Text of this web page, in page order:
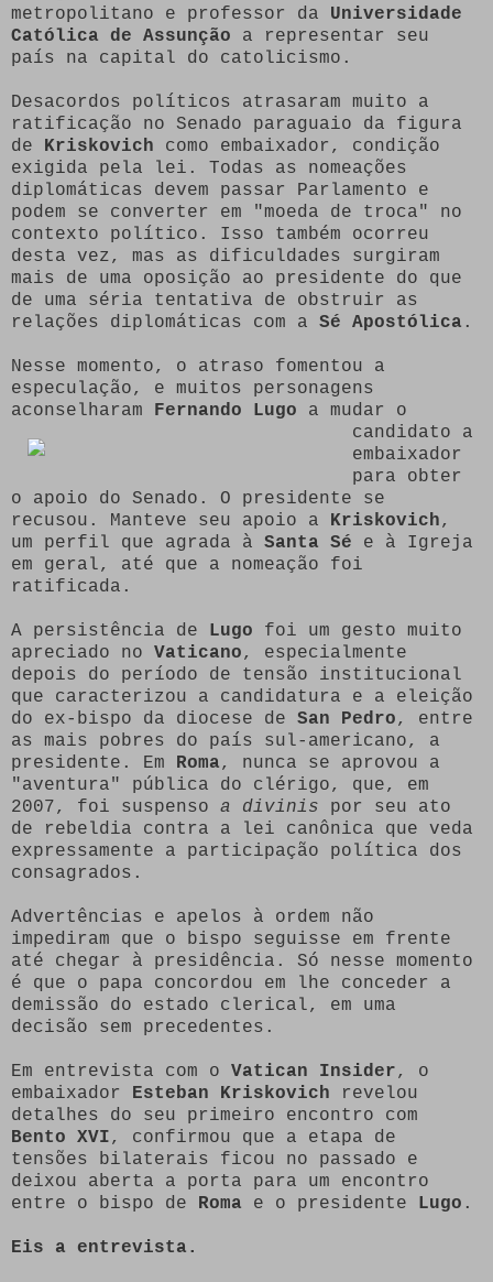
metropolitano e professor da Universidade
Católica de Assunção a representar seu
país na capital do catolicismo.
Desacordos políticos atrasaram muito a
ratificação no Senado paraguaio da figura
de Kriskovich como embaixador, condição
exigida pela lei. Todas as nomeações
diplomáticas devem passar Parlamento e
podem se converter em "moeda de troca" no
contexto político. Isso também ocorreu
desta vez, mas as dificuldades surgiram
mais de uma oposição ao presidente do que
de uma séria tentativa de obstruir as
relações diplomáticas com a Sé Apostólica .
Nesse momento, o atraso fomentou a
especulação, e muitos personagens
aconselharam Fernando Lugo a mudar o
candidato a
embaixador
para obter
o apoio do Senado. O presidente se
recusou. Manteve seu apoio a Kriskovich,
um perfil que agrada à Santa Sé e à Igreja
em geral, até que a nomeação foi
ratificada.
A persistência de Lugo foi um gesto muito
apreciado no Vaticano, especialmente
depois do período de tensão institucional
que caracterizou a candidatura e a eleição
do ex-bispo da diocese de San Pedro, entre
as mais pobres do país sul-americano, a
presidente. Em Roma, nunca se aprovou a
"aventura" pública do clérigo, que, em
2007, foi suspenso a divinis por seu ato
de rebeldia contra a lei canônica que veda
expressamente a participação política dos
consagrados.
Advertências e apelos à ordem não
impediram que o bispo seguisse em frente
até chegar à presidência. Só nesse momento
é que o papa concordou em lhe conceder a
demissão do estado clerical, em uma
decisão sem precedentes.
Em entrevista com o Vatican Insider, o
embaixador Esteban Kriskovich
revelou
detalhes do seu primeiro encontro com
Bento XVI, confirmou que a etapa de
tensões bilaterais ficou no passado e
deixou aberta a porta para um encontro
entre o bispo de Roma e o presidente Lugo .
Eis a entrevista.